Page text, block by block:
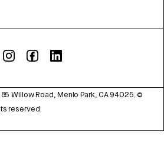
Willow Road, Menlo Park, CA 94025. ©
reserved.